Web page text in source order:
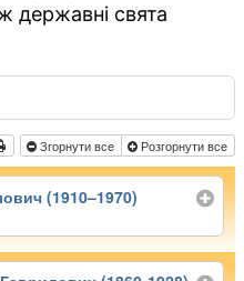
державні свята
Згорнути все Розгорнути все
(1910–1970)